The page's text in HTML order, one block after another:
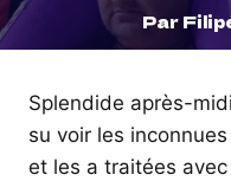
Par
Splendide après-
su voir les
et les a traitées